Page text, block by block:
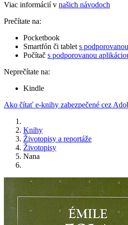
Viac informácií v našich návodoch
Prečítate na:
Pocketbook
Smartfón či tablet s
Počítač s podporovanou
Neprečítate na:
Kindle
Ako čítať e-knihy zabezpečené cez
Knihy
Životopisy a reportáže
Životopisy
Nana